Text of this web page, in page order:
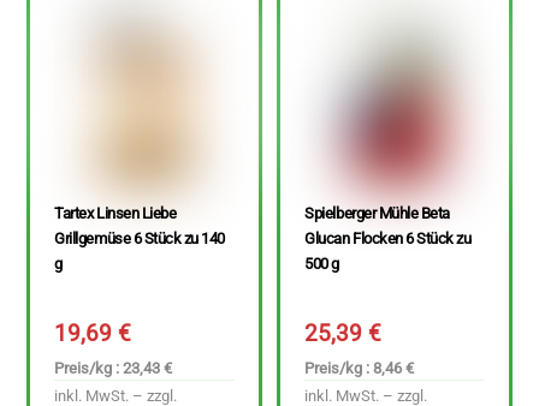
Tartex Linsen Liebe
Grillgemüse 6 Stück zu 140
g
19,69€
Preis/kg : 23,43 €
inkl. MwSt. – zzgl.
Spielberger Mühle Beta
Glucan Flocken 6 Stück zu
500 g
25,39€
Preis/kg : 8,46 €
inkl. MwSt. – zzgl.